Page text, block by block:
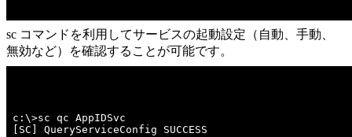
sc コマンドを利用してサービスの起動設定（自動、手動、
無効など）を確認することが可能です。
c:\>sc qc AppIDSvc
[SC] QueryServiceConfig SUCCESS